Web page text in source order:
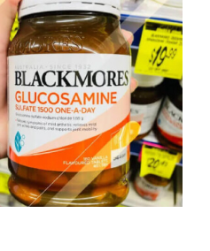
sẽ phụ thuộc vào thể trạng
trên 3 tuổi ở đâu?